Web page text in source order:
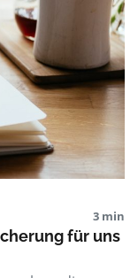
3 min
für uns